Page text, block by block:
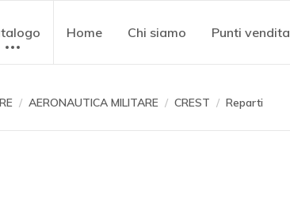
Home Chi siamo Punti vendita
AERONAUTICA MILITARE CREST Reparti